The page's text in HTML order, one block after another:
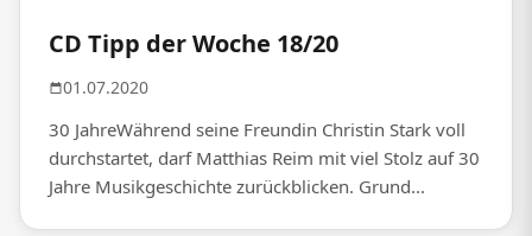
CD Tipp der Woche 18/20
01.07.2020
30 JahreWährend seine Freundin Christin Stark voll
durchstartet, darf Matthias Reim mit viel Stolz auf 30
Jahre Musikgeschichte zurückblicken. Grund...